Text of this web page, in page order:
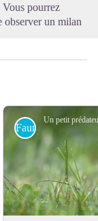
Vous pourrez
observer un milan
Faune